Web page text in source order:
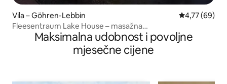
Vila – Göhren-Lebbin Prosječna
4,77 (69)
Fleesentraum Lake House – masažna
kada/sauna/SUP/kanu
Maksimalna udobnost i povoljne
mjesečne cijene